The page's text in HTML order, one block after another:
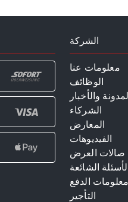
الشركة
معلومات عنا
الوظائف
والأخبار
الشركاء
المعارض
الفيديوهات
صالات العرض
الشائعة
معلومات الدفع
التأجير